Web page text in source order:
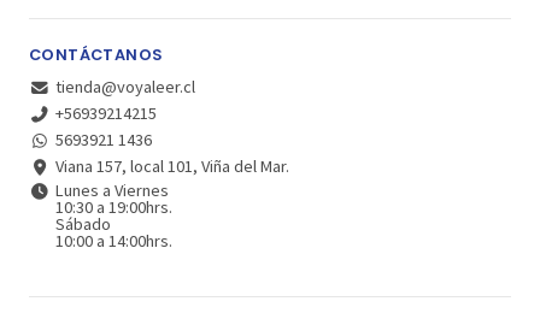
CONTÁCTANOS
tienda@voyaleer.cl
+56939214215
5693921 1436
Viana 157, local 101, Viña del Mar.
Lunes a Viernes
10:30 a 19:00hrs.
Sábado
10:00 a 14:00hrs.